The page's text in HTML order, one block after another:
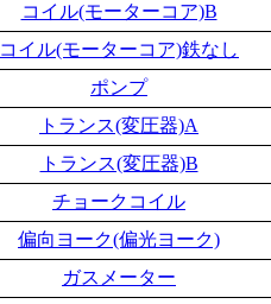
コイル(モーターコア)B
コイル(モーターコア)鉄なし
ポンプ
トランス(変圧器)A
トランス(変圧器)B
チョークコイル
偏向ヨーク(偏光ヨーク)
ガスメーター